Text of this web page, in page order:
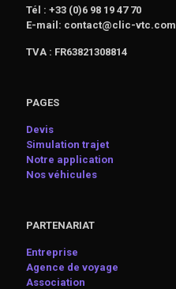
Tél : +33 (0)6 98 19 47 70
E-mail: contact@clic-vtc.com
TVA : FR63821308814
PAGES
Devis
Simulation trajet
Notre application
Nos véhicules
PARTENARIAT
Entreprise
Agence de voyage
Association